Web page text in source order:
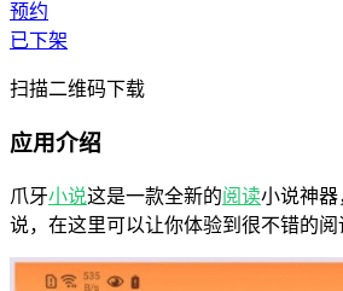
预约
已下架
扫描二维码下载
应用介绍
爪牙小说这是一款全新的阅读小说神器
说，在这里可以让你体验到很不错的